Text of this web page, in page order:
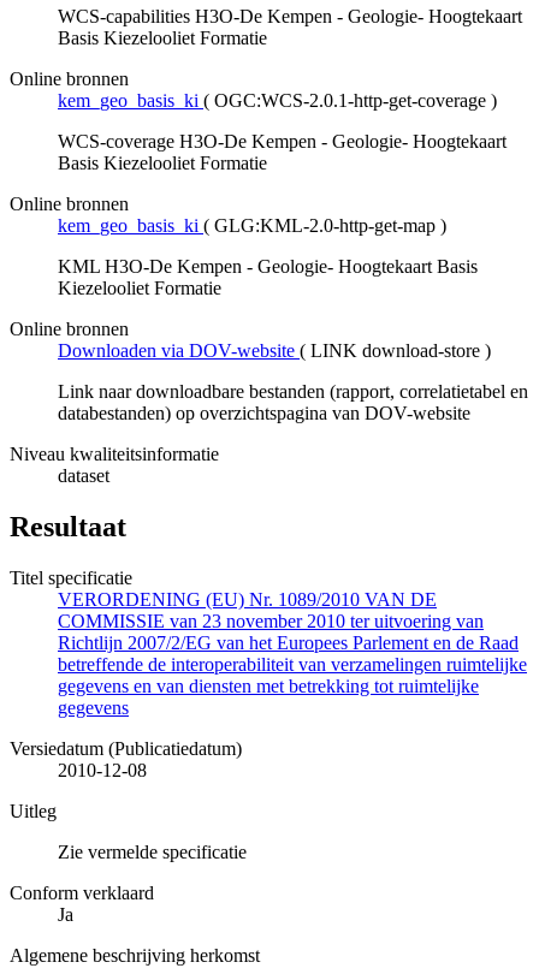
WCS-capabilities H3O-De Kempen - Geologie- Hoogtekaart
Basis Kiezelooliet Formatie
Online bronnen
kem_geo_basis_ki ( OGC:WCS-2.0.1-http-get-coverage )
WCS-coverage H3O-De Kempen - Geologie- Hoogtekaart
Basis Kiezelooliet Formatie
Online bronnen
kem_geo_basis_ki ( GLG:KML-2.0-http-get-map )
KML H3O-De Kempen - Geologie- Hoogtekaart Basis
Kiezelooliet Formatie
Online bronnen
Downloaden via DOV-website ( LINK download-store )
Link naar downloadbare bestanden (rapport, correlatietabel en
databestanden) op overzichtspagina van DOV-website
Niveau kwaliteitsinformatie
dataset
Resultaat
Titel specificatie
VERORDENING (EU) Nr. 1089/2010 VAN DE
COMMISSIE van 23 november 2010 ter uitvoering van
Richtlijn 2007/2/EG van het Europees Parlement en de Raad
betreffende de interoperabiliteit van verzamelingen ruimtelijke
gegevens en van diensten met betrekking tot ruimtelijke
gegevens
Versiedatum (Publicatiedatum)
2010-12-08
Uitleg
Zie vermelde specificatie
Conform verklaard
Ja
Algemene beschrijving herkomst